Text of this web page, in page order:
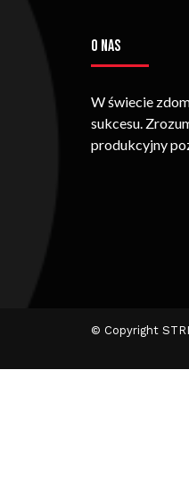
O NAS
W świecie
sukcesu.
produkcyjny
© Copyright